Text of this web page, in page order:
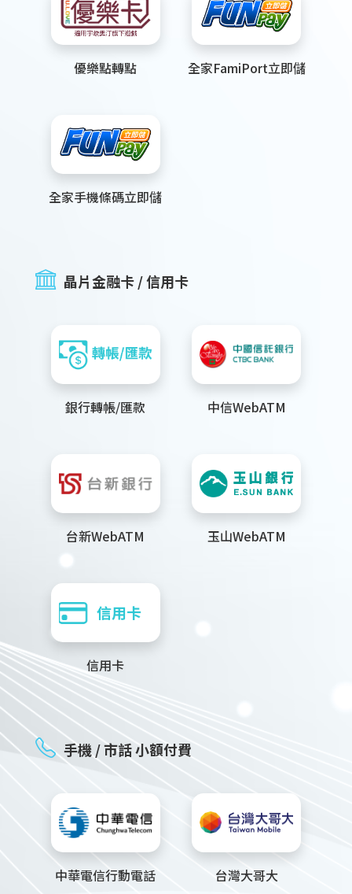
優樂點轉點 全家FamiPort立即儲
全家手機條碼立即儲
晶片金融卡 / 信用卡
銀行轉帳/匯款 中信WebATM
台新WebATM 玉山WebATM
信用卡
手機 / 市話 小額付費
中華電信行動電話 台灣大哥大